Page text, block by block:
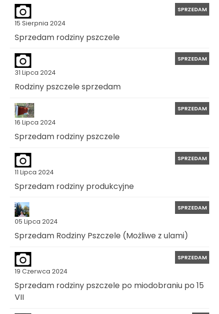
15 Sierpnia 2024
SPRZEDAM
Sprzedam rodziny pszczele
31 Lipca 2024
SPRZEDAM
Rodziny pszczele sprzedam
16 Lipca 2024
SPRZEDAM
Sprzedam rodziny pszczele
11 Lipca 2024
SPRZEDAM
Sprzedam rodziny produkcyjne
05 Lipca 2024
SPRZEDAM
Sprzedam Rodziny Pszczele (Możliwe z ulami)
19 Czerwca 2024
SPRZEDAM
Sprzedam rodziny pszczele po miodobraniu po 15
VII